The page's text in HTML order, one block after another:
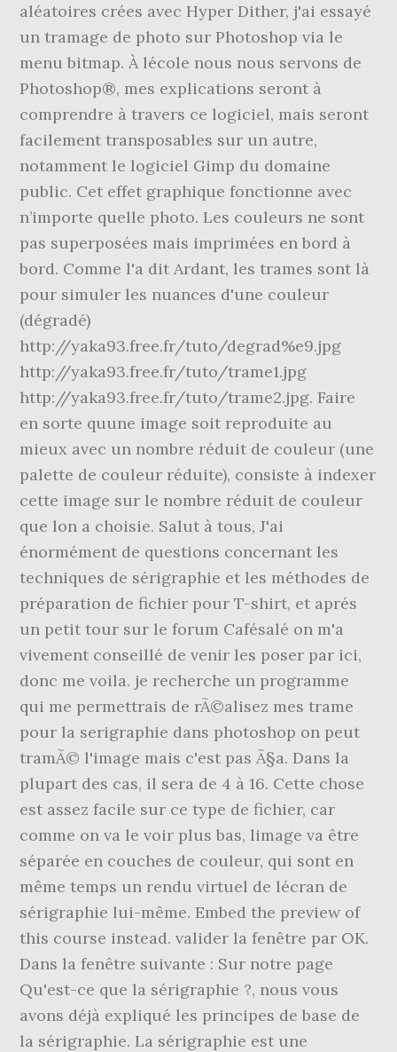
aléatoires crées avec Hyper Dither, j'ai essayé
un tramage de photo sur Photoshop via le
menu bitmap. À lécole nous nous servons de
Photoshop®, mes explications seront à
comprendre à travers ce logiciel, mais seront
facilement transposables sur un autre,
notamment le logiciel Gimp du domaine
public. Cet effet graphique fonctionne avec
n’importe quelle photo. Les couleurs ne sont
pas superposées mais imprimées en bord à
bord. Comme l'a dit Ardant, les trames sont là
pour simuler les nuances d'une couleur
(dégradé)
http://yaka93.free.fr/tuto/degrad%e9.jpg
http://yaka93.free.fr/tuto/trame1.jpg
http://yaka93.free.fr/tuto/trame2.jpg. Faire
en sorte quune image soit reproduite au
mieux avec un nombre réduit de couleur (une
palette de couleur réduite), consiste à indexer
cette image sur le nombre réduit de couleur
que lon a choisie. Salut à tous, J'ai
énormément de questions concernant les
techniques de sérigraphie et les méthodes de
préparation de fichier pour T-shirt, et aprés
un petit tour sur le forum Cafésalé on m'a
vivement conseillé de venir les poser par ici,
donc me voila. je recherche un programme
qui me permettrais de rÃ©alisez mes trame
pour la serigraphie dans photoshop on peut
tramÃ© l'image mais c'est pas Ã§a. Dans la
plupart des cas, il sera de 4 à 16. Cette chose
est assez facile sur ce type de fichier, car
comme on va le voir plus bas, limage va être
séparée en couches de couleur, qui sont en
même temps un rendu virtuel de lécran de
sérigraphie lui-même. Embed the preview of
this course instead. valider la fenêtre par OK.
Dans la fenêtre suivante : Sur notre page
Qu'est-ce que la sérigraphie ?, nous vous
avons déjà expliqué les principes de base de
la sérigraphie. La sérigraphie est une